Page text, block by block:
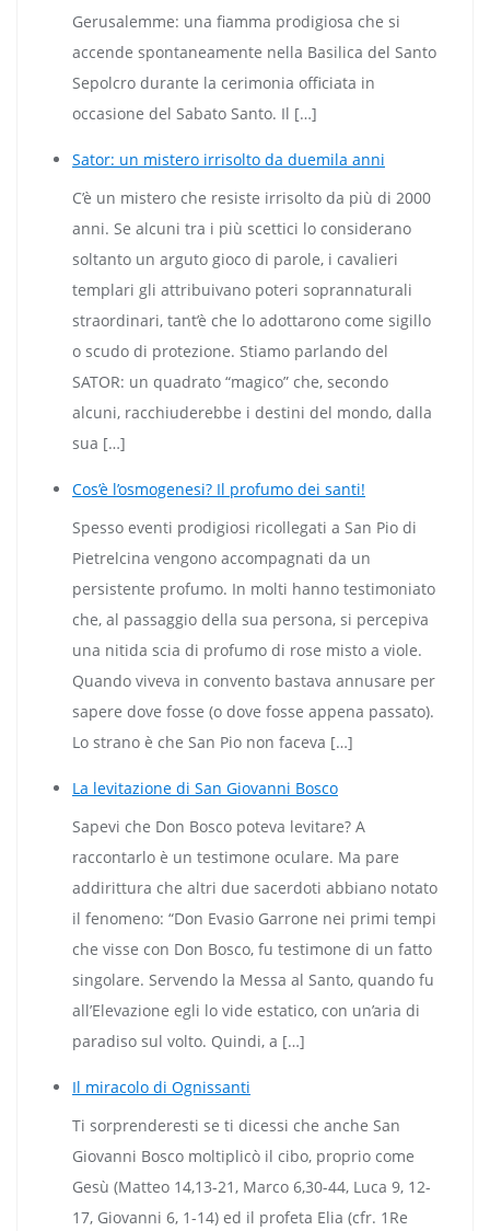
Gerusalemme: una fiamma prodigiosa che si
accende spontaneamente nella Basilica del Santo
Sepolcro durante la cerimonia officiata in
occasione del Sabato Santo. Il […]
Sator: un mistero irrisolto da duemila anni
C’è un mistero che resiste irrisolto da più di 2000
anni. Se alcuni tra i più scettici lo considerano
soltanto un arguto gioco di parole, i cavalieri
templari gli attribuivano poteri soprannaturali
straordinari, tant’è che lo adottarono come sigillo
o scudo di protezione. Stiamo parlando del
SATOR: un quadrato “magico” che, secondo
alcuni, racchiuderebbe i destini del mondo, dalla
sua […]
Cos’è l’osmogenesi? Il profumo dei santi!
Spesso eventi prodigiosi ricollegati a San Pio di
Pietrelcina vengono accompagnati da un
persistente profumo. In molti hanno testimoniato
che, al passaggio della sua persona, si percepiva
una nitida scia di profumo di rose misto a viole.
Quando viveva in convento bastava annusare per
sapere dove fosse (o dove fosse appena passato).
Lo strano è che San Pio non faceva […]
La levitazione di San Giovanni Bosco
Sapevi che Don Bosco poteva levitare? A
raccontarlo è un testimone oculare. Ma pare
addirittura che altri due sacerdoti abbiano notato
il fenomeno: “Don Evasio Garrone nei primi tempi
che visse con Don Bosco, fu testimone di un fatto
singolare. Servendo la Messa al Santo, quando fu
all’Elevazione egli lo vide estatico, con un’aria di
paradiso sul volto. Quindi, a […]
Il miracolo di Ognissanti
Ti sorprenderesti se ti dicessi che anche San
Giovanni Bosco moltiplicò il cibo, proprio come
Gesù (Matteo 14,13-21, Marco 6,30-44, Luca 9, 12-
17, Giovanni 6, 1-14) ed il profeta Elia (cfr. 1Re